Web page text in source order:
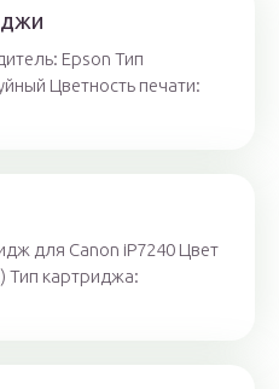
Epson Тип
Цветность печати:
для Canon iP7240 Цвет
Тип картриджа: